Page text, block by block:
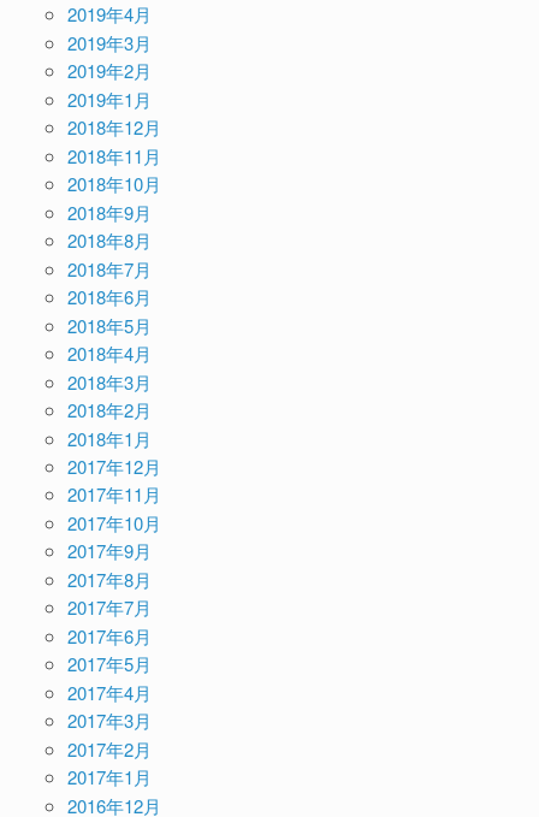
2019年4月
2019年3月
2019年2月
2019年1月
2018年12月
2018年11月
2018年10月
2018年9月
2018年8月
2018年7月
2018年6月
2018年5月
2018年4月
2018年3月
2018年2月
2018年1月
2017年12月
2017年11月
2017年10月
2017年9月
2017年8月
2017年7月
2017年6月
2017年5月
2017年4月
2017年3月
2017年2月
2017年1月
2016年12月